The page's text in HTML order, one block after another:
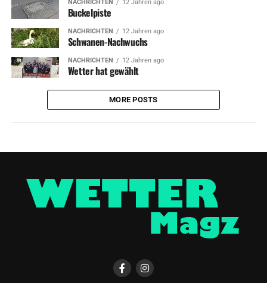
NACHRICHTEN 12 Jahren ago
Buckelpiste
NACHRICHTEN 12 Jahren ago
Schwanen-Nachwuchs
NACHRICHTEN 12 Jahren ago
Wetter hat gewählt
MORE POSTS